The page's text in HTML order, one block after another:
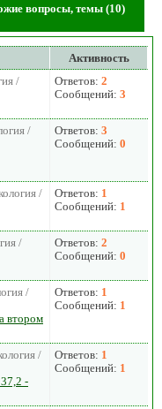
вопросы, темы (10)
Активность
/
Ответов: 2
Сообщений: 3
/
Ответов: 3
Сообщений: 0
/
Ответов: 1
Сообщений: 1
/
Ответов: 2
Сообщений: 0
/
втором
Ответов: 1
Сообщений: 1
/
-
Ответов: 1
Сообщений: 1